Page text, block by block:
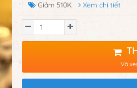
Giảm 510K Xem chi tiết
Và